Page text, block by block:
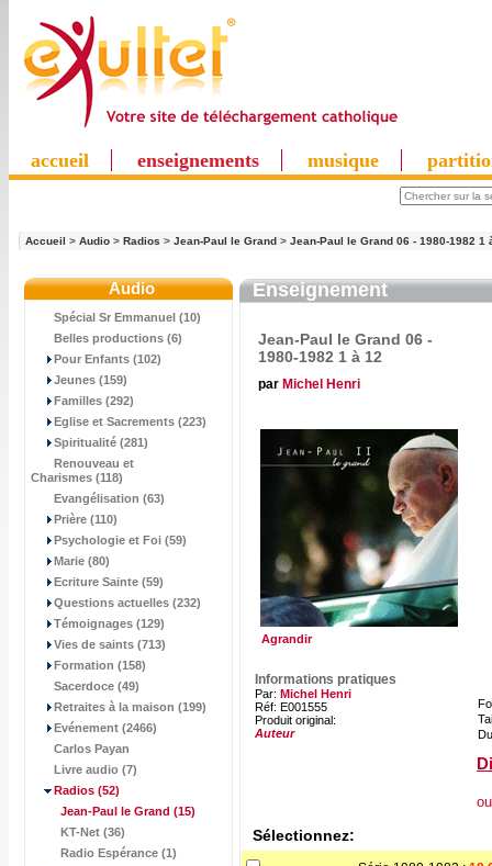
accueil enseignements musique
Accueil > Audio > Radios > Jean-Paul le Grand > Jean-Paul le Grand 06 - 1980-1982 1
Audio
Spécial Sr Emmanuel (10)
Belles productions (6)
Pour Enfants (102)
Jeunes (159)
Familles (292)
Eglise et Sacrements (223)
Spiritualité (281)
Renouveau et
Charismes (118)
Evangélisation (63)
Prière (110)
Psychologie et Foi (59)
Marie (80)
Ecriture Sainte (59)
Questions actuelles (232)
Témoignages (129)
Vies de saints (713)
Formation (158)
Sacerdoce (49)
Retraites à la maison (199)
Evénement (2466)
Carlos Payan
Livre audio (7)
Radios (52)
Jean-Paul le Grand (15)
KT-Net (36)
Radio Espérance (1)
Enseignement
Jean-Paul le Grand 06 -
1980-1982 1 à 12
par Michel Henri
Agrandir
Informations pratiques
Par: Michel Henri
Réf: E001555
Produit original:
Auteur
Sélectionnez: